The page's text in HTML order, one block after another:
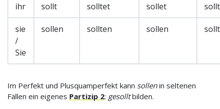
ihr sollt solltet sollet
sie
/
Sie
sollen sollten sollen
Im Perfekt und Plusquamperfekt kann sollenin seltenen
Fällen ein eigenes Partizip 2: gesolltbilden.